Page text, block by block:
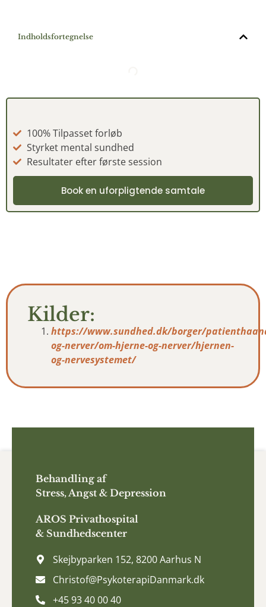
Indholdsfortegnelse
100% Tilpasset forløb
Styrket mental sundhed
Resultater efter første session
Book en uforpligtende samtale
Kilder:
https://www.sundhed.dk/borger/
og-nerver/om-hjerne-og-nerver/hjernen-
og-nervesystemet/
Behandling af
Stress, Angst & Depression
AROS Privathospital
& Sundhedscenter
Skejbyparken 152, 8200 Aarhus N
Christof@PsykoterapiDanmark.dk
+45 93 40 00 40